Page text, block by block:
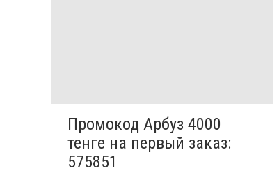
Промокод Арбуз 4000
тенге на первый заказ:
575851